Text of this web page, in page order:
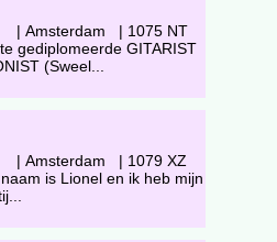
| Amsterdam | 1075 NT
gediplomeerde GITARIST
(Sweel...
| Amsterdam | 1079 XZ
is Lionel en ik heb mijn